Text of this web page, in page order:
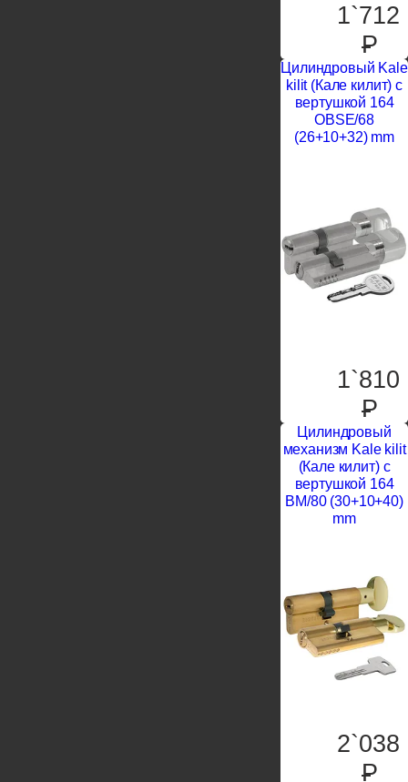
1`712
P
Цилиндровый Kale
kilit (Кале килит) с
вертушкой 164
OBSE/68
(26+10+32) mm
1`810
P
Цилиндровый
механизм Kale kilit
(Кале килит) с
вертушкой 164
BM/80 (30+10+40)
mm
2`038
P